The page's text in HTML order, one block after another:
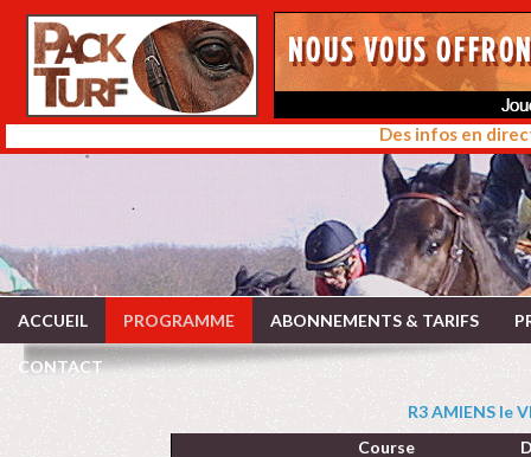
Des infos en
ACCUEIL PROGRAMME ABONNEMENTS & TARIFS
CONTACT
R3 AMIENS le
Course